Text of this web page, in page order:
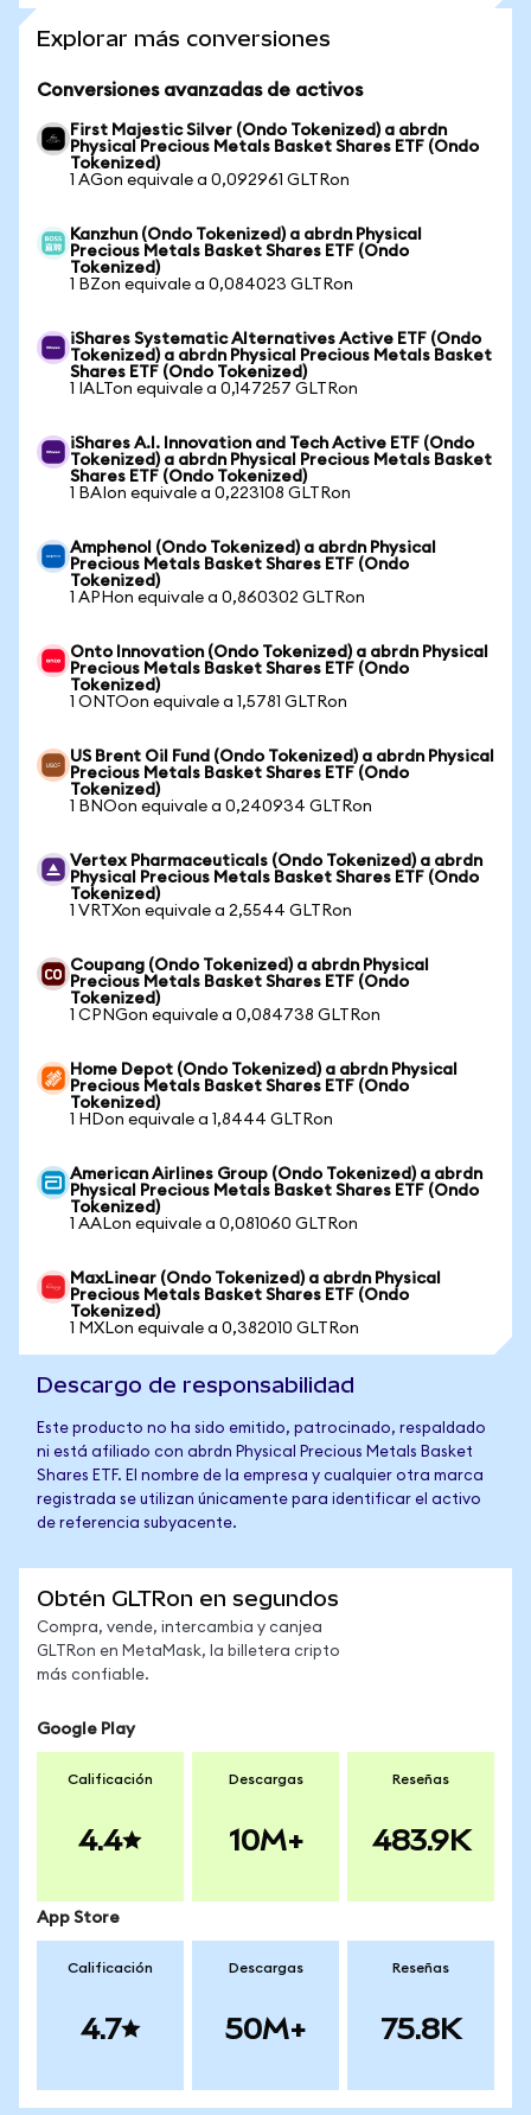
Explorar más conversiones
Conversiones avanzadas de activos
First Majestic Silver (Ondo Tokenized) a abrdn
Physical Precious Metals Basket Shares ETF (Ondo
Tokenized)
1 AGon equivale a 0,092961 GLTRon
Kanzhun (Ondo Tokenized) a abrdn Physical
Precious Metals Basket Shares ETF (Ondo
Tokenized)
1 BZon equivale a 0,084023 GLTRon
iShares Systematic Alternatives Active ETF (Ondo
Tokenized) a abrdn Physical Precious Metals Basket
Shares ETF (Ondo Tokenized)
1 IALTon equivale a 0,147257 GLTRon
iShares A.I. Innovation and Tech Active ETF (Ondo
Tokenized) a abrdn Physical Precious Metals Basket
Shares ETF (Ondo Tokenized)
1 BAIon equivale a 0,223108 GLTRon
Amphenol (Ondo Tokenized) a abrdn Physical
Precious Metals Basket Shares ETF (Ondo
Tokenized)
1 APHon equivale a 0,860302 GLTRon
Onto Innovation (Ondo Tokenized) a abrdn Physical
Precious Metals Basket Shares ETF (Ondo
Tokenized)
1 ONTOon equivale a 1,5781 GLTRon
US Brent Oil Fund (Ondo Tokenized) a abrdn Physical
Precious Metals Basket Shares ETF (Ondo
Tokenized)
1 BNOon equivale a 0,240934 GLTRon
Vertex Pharmaceuticals (Ondo Tokenized) a abrdn
Physical Precious Metals Basket Shares ETF (Ondo
Tokenized)
1 VRTXon equivale a 2,5544 GLTRon
Coupang (Ondo Tokenized) a abrdn Physical
Precious Metals Basket Shares ETF (Ondo
Tokenized)
1 CPNGon equivale a 0,084738 GLTRon
Home Depot (Ondo Tokenized) a abrdn Physical
Precious Metals Basket Shares ETF (Ondo
Tokenized)
1 HDon equivale a 1,8444 GLTRon
American Airlines Group (Ondo Tokenized) a abrdn
Physical Precious Metals Basket Shares ETF (Ondo
Tokenized)
1 AALon equivale a 0,081060 GLTRon
MaxLinear (Ondo Tokenized) a abrdn Physical
Precious Metals Basket Shares ETF (Ondo
Tokenized)
1 MXLon equivale a 0,382010 GLTRon
Descargo de responsabilidad
Este producto no ha sido emitido, patrocinado, respaldado
ni está afiliado con abrdn Physical Precious Metals Basket
Shares ETF. El nombre de la empresa y cualquier otra marca
registrada se utilizan únicamente para identificar el activo
de referencia subyacente.
Obtén GLTRon en segundos
Compra, vende, intercambia y canjea
GLTRon en MetaMask, la billetera cripto
más confiable.
Google Play
Calificación
4.4
Descargas
10M+
Reseñas
483.9K
App Store
Calificación
4.7
Descargas
50M+
Reseñas
75.8K